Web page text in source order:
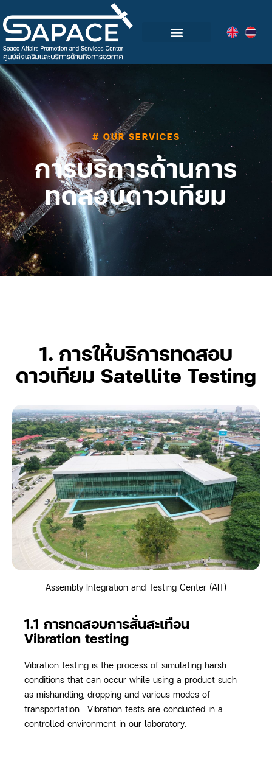
# OUR SERVICES
การบริการด้านการ
ทดสอบดาวเทียม
1. การให้บริการทดสอบ
ดาวเทียม Satellite Testing
Assembly Integration and Testing Center (AIT)
1.1 การทดสอบการสั่นสะเทือน
Vibration testing
Vibration testing is the process of simulating harsh
conditions that can occur while using a product such
as mishandling, dropping and various modes of
transportation. Vibration tests are conducted in a
controlled environment in our laboratory.